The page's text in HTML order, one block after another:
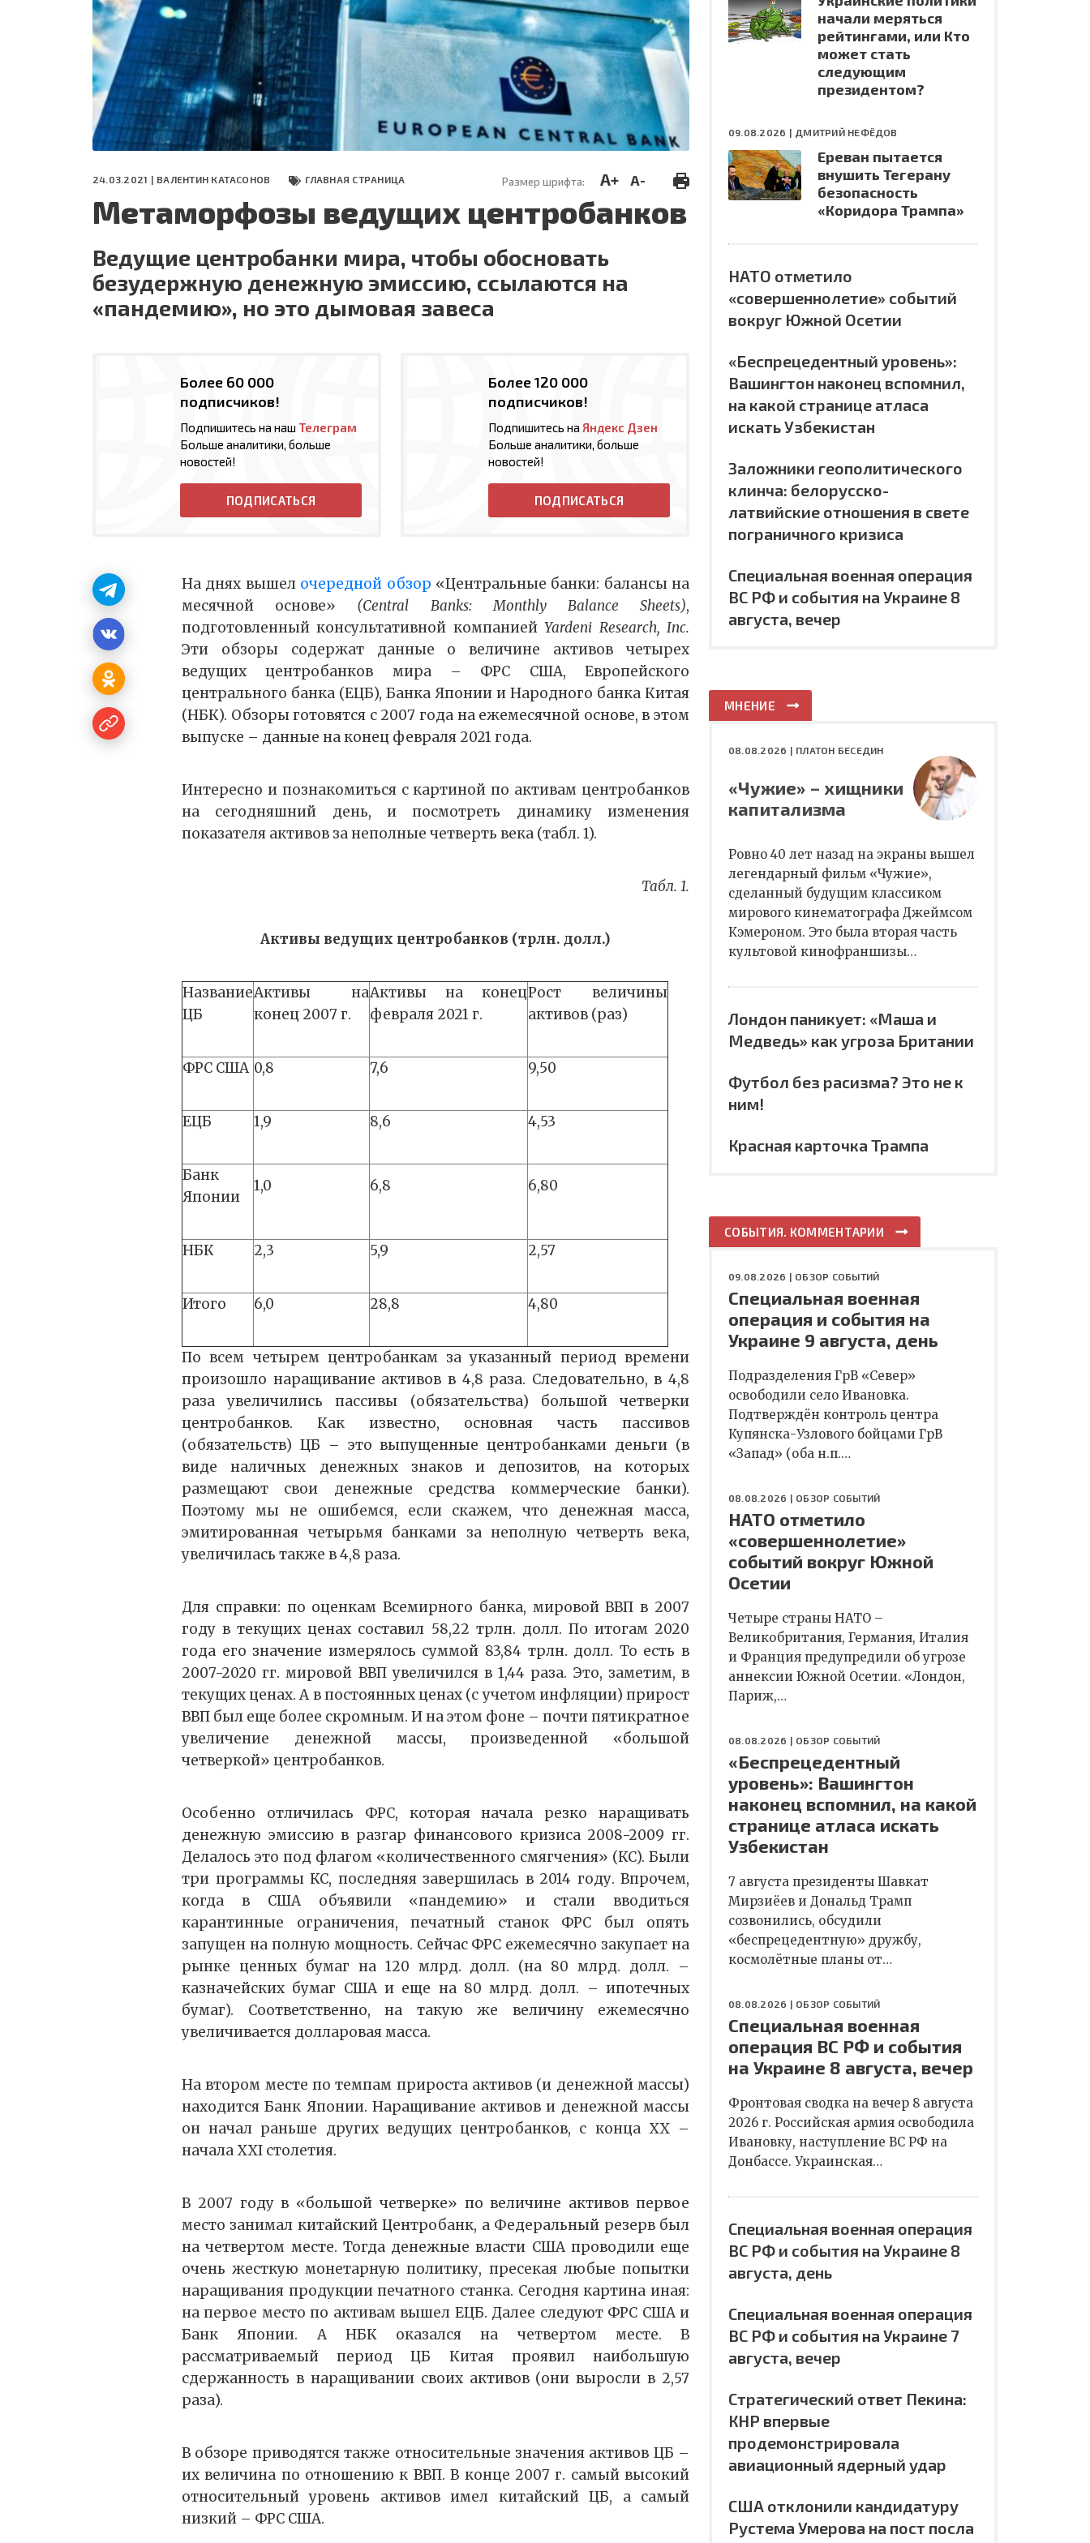
СЕГОДНЯ
ПОЛЯ БИТВЫ 2024
24.03.2021 | ВАЛЕНТИН КАТАСОНОВ ГЛАВНАЯ СТРАНИЦА Размер шрифта: A+ A-
Метаморфозы ведущих центробанков
Ведущие центробанки мира, чтобы обосновать
безудержную денежную эмиссию, ссылаются на
«пандемию», но это дымовая завеса
Более 60 000
подписчиков!
Подпишитесь на наш Телеграм
Больше аналитики, больше
новостей!
ПОДПИСАТЬСЯ
Более 120 000
подписчиков!
Подпишитесь на Яндекс Дзен
Больше аналитики, больше
новостей!
ПОДПИСАТЬСЯ
На днях вышел очередной обзор «Центральные банки: балансы на
месячной основе» (Central Banks: Monthly Balance Sheets),
подготовленный консультативной компаниейYardeni Research, Inc.
Эти обзоры содержат данные о величине активов четырех
ведущих центробанков мира – ФРС США, Европейского
центрального банка (ЕЦБ), Банка Японии и Народного банка Китая
(НБК). Обзоры готовятся с 2007 года на ежемесячной основе, в этом
выпуске – данные на конец февраля 2021 года.
Интересно и познакомиться с картиной по активам центробанков
на сегодняшний день, и посмотреть динамику изменения
показателя активов за неполные четверть века (табл. 1).
Табл. 1.
Активы ведущих центробанков (трлн. долл.)
Название
ЦБ
Активы на
конец 2007 г.
Активы на конец
февраля 2021 г.
Рост величины
активов (раз)
ФРС США 0,8 7,6 9,50
ЕЦБ 1,9 8,6 4,53
Банк
Японии
1,0 6,8 6,80
НБК 2,3 5,9 2,57
Итого 6,0 28,8 4,80
По всем четырем центробанкам за указанный период времени
произошло наращивание активов в 4,8 раза. Следовательно, в 4,8
раза увеличились пассивы (обязательства) большой четверки
центробанков. Как известно, основная часть пассивов
(обязательств) ЦБ – это выпущенные центробанками деньги (в
виде наличных денежных знаков и депозитов, на которых
размещают свои денежные средства коммерческие банки).
Поэтому мы не ошибемся, если скажем, что денежная масса,
эмитированная четырьмя банками за неполную четверть века,
увеличилась также в 4,8 раза.
Для справки: по оценкам Всемирного банка, мировой ВВП в 2007
году в текущих ценах составил 58,22 трлн. долл. По итогам 2020
года его значение измерялось суммой 83,84 трлн. долл. То есть в
2007-2020 гг. мировой ВВП увеличился в 1,44 раза. Это, заметим, в
текущих ценах. А в постоянных ценах (с учетом инфляции) прирост
ВВП был еще более скромным. И на этом фоне – почти пятикратное
увеличение денежной массы, произведенной «большой
четверкой» центробанков.
Особенно отличилась ФРС, которая начала резко наращивать
денежную эмиссию в разгар финансового кризиса 2008-2009 гг.
Делалось это под флагом «количественного смягчения» (КС). Были
три программы КС, последняя завершилась в 2014 году. Впрочем,
когда в США объявили «пандемию» и стали вводиться
карантинные ограничения, печатный станок ФРС был опять
запущен на полную мощность. Сейчас ФРС ежемесячно закупает на
рынке ценных бумаг на 120 млрд. долл. (на 80 млрд. долл. –
казначейских бумаг США и еще на 80 млрд. долл. – ипотечных
бумаг). Соответственно, на такую же величину ежемесячно
увеличивается долларовая масса.
На втором месте по темпам прироста активов (и денежной массы)
находится Банк Японии. Наращивание активов и денежной массы
он начал раньше других ведущих центробанков, с конца ХХ –
начала XXI столетия.
В 2007 году в «большой четверке» по величине активов первое
место занимал китайский Центробанк, а Федеральный резерв был
на четвертом месте. Тогда денежные власти США проводили еще
очень жесткую монетарную политику, пресекая любые попытки
наращивания продукции печатного станка. Сегодня картина иная:
на первое место по активам вышел ЕЦБ. Далее следуют ФРС США и
Банк Японии. А НБК оказался на четвертом месте. В
рассматриваемый период ЦБ Китая проявил наибольшую
сдержанность в наращивании своих активов (они выросли в 2,57
раза).
В обзоре приводятся также относительные значения активов ЦБ –
их величина по отношению к ВВП. В конце 2007 г. самый высокий
относительный уровень активов имел китайский ЦБ, а самый
низкий – ФРС США.
начали меряться
рейтингами, или Кто
может стать
следующим
президентом?
09.08.2026 | ДМИТРИЙ НЕФЁДОВ
Ереван пытается
внушить Тегерану
безопасность
«Коридора Трампа»
НАТО отметило
«совершеннолетие» событий
вокруг Южной Осетии
«Беспрецедентный уровень»:
Вашингтон наконец вспомнил,
на какой странице атласа
искать Узбекистан
Заложники геополитического
клинча: белорусско-
латвийские отношения в свете
пограничного кризиса
Специальная военная операция
ВС РФ и события на Украине 8
августа, вечер
МНЕНИЕ
08.08.2026 | ПЛАТОН БЕСЕДИН
«Чужие» – хищники
капитализма
Ровно 40 лет назад на экраны вышел
легендарный фильм «Чужие»,
сделанный будущим классиком
мирового кинематографа Джеймсом
Кэмероном. Это была вторая часть
культовой кинофраншизы…
Лондон паникует: «Маша и
Медведь» как угроза Британии
Футбол без расизма? Это не к
ним!
Красная карточка Трампа
СОБЫТИЯ. КОММЕНТАРИИ
09.08.2026 | ОБЗОР СОБЫТИЙ
Специальная военная
операция и события на
Украине 9 августа, день
Подразделения ГрВ «Север»
освободили село Ивановка.
Подтверждён контроль центра
Купянска-Узлового бойцами ГрВ
«Запад» (оба н.п.…
08.08.2026 | ОБЗОР СОБЫТИЙ
НАТО отметило
«совершеннолетие»
событий вокруг Южной
Осетии
Четыре страны НАТО –
Великобритания, Германия, Италия
и Франция предупредили об угрозе
аннексии Южной Осетии. «Лондон,
Париж,…
08.08.2026 | ОБЗОР СОБЫТИЙ
«Беспрецедентный
уровень»: Вашингтон
наконец вспомнил, на какой
странице атласа искать
Узбекистан
7 августа президенты Шавкат
Мирзиёев и Дональд Трамп
созвонились, обсудили
«беспрецедентную» дружбу,
космолётные планы от…
08.08.2026 | ОБЗОР СОБЫТИЙ
Специальная военная
операция ВС РФ и события
на Украине 8 августа, вечер
Фронтовая сводка на вечер 8 августа
2026 г. Российская армия освободила
Ивановку, наступление ВС РФ на
Донбассе. Украинская…
Специальная военная операция
ВС РФ и события на Украине 8
августа, день
Специальная военная операция
ВС РФ и события на Украине 7
августа, вечер
Стратегический ответ Пекина:
КНР впервые
продемонстрировала
авиационный ядерный удар
США отклонили кандидатуру
Рустема Умерова на пост посла